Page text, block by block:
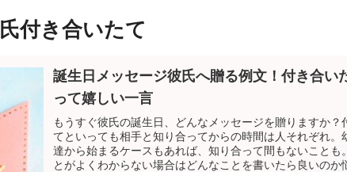
付き合いたて
誕生日メッセージ彼氏へ贈る例文！付き合い
って嬉しい一言
もうすぐ彼氏の誕生日、どんなメッセージを贈りますか？
てといっても相手と知り合ってからの時間は人それぞれ。
達から始まるケースもあれば、知り合って間もないことも
とがよくわからない場合はどんなことを書いたら良いのか